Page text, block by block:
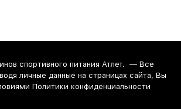
спортивного питания Атлет. — Все
личные данные на страницах сайта, Вы
Политики конфиденциальности